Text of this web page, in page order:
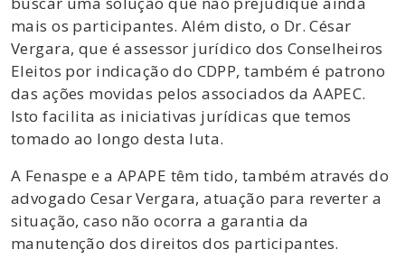
mais os participantes. Além disto, o Dr. César
Vergara, que é assessor jurídico dos Conselheiros
Eleitos por indicação do CDPP, também é patrono
das ações movidas pelos associados da AAPEC.
Isto facilita as iniciativas jurídicas que temos
tomado ao longo desta luta.
A Fenaspe e a APAPE têm tido, também através do
advogado Cesar Vergara, atuação para reverter a
situação, caso não ocorra a garantia da
manutenção dos direitos dos participantes.